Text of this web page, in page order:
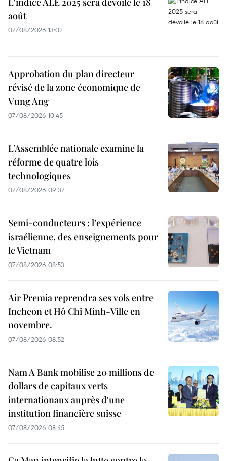
août
07/08/2026 13:02
Approbation du plan directeur
révisé de la zone économique de
Vung Ang
07/08/2026 10:45
L’Assemblée nationale examine la
réforme de quatre lois
technologiques
07/08/2026 09:37
Semi-conducteurs : l’expérience
israélienne, des enseignements pour
le Vietnam
07/08/2026 08:53
Air Premia reprendra ses vols entre
Incheon et Hô Chi Minh-Ville en
novembre.
07/08/2026 08:52
Nam A Bank mobilise 20 millions de
dollars de capitaux verts
internationaux auprès d'une
institution financière suisse
07/08/2026 08:45